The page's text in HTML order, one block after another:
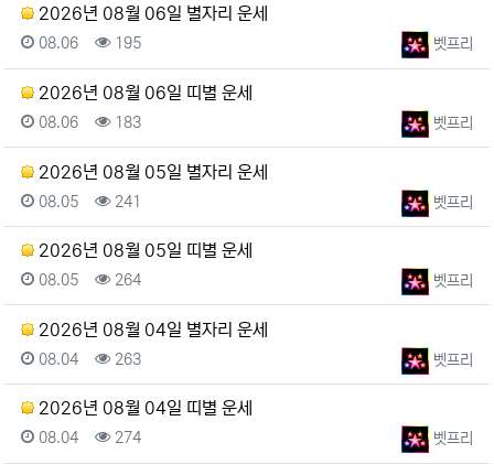
2026년 08월 06일 별자리 운세
등록자벳프리
등록일
08.06 조회
195
2026년 08월 06일 띠별 운세
등록자벳프리
등록일
08.06 조회
183
2026년 08월 05일 별자리 운세
등록자벳프리
등록일
08.05 조회
241
2026년 08월 05일 띠별 운세
등록자벳프리
등록일
08.05 조회
264
2026년 08월 04일 별자리 운세
등록자벳프리
등록일
08.04 조회
263
2026년 08월 04일 띠별 운세
등록자벳프리
등록일
08.04 조회
274